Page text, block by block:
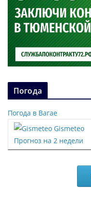
Погода
Погода в Вагае
Gismeteo
Прогноз на 2 недели